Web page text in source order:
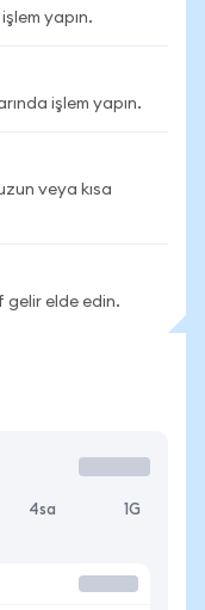
yapın.
işlem yapın.
veya kısa
gelir elde edin.
4sa 1G